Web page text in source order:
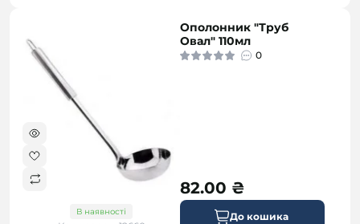
В наявності
Ополонник "Труб
Овал" 110мл
0
82.00 ₴
До кошика